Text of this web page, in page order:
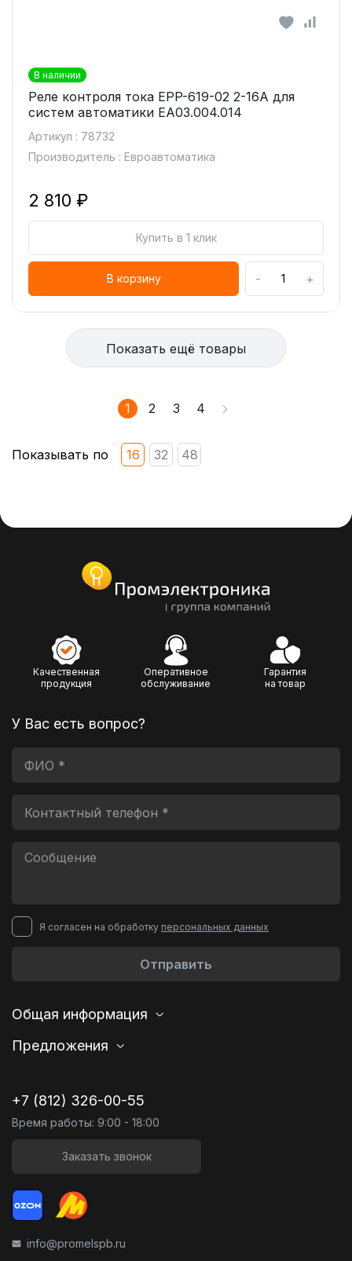
В наличии
Реле контроля тока EPP-619-02 2-16A для
систем автоматики ЕА03.004.014
Артикул : 78732
Производитель : Евроавтоматика
2 810 ₽
Купить в 1 клик
В корзину - +
Показать ещё товары
1 2 3 4
Показывать по 16 32 48
Качественная
продукция
Оперативное
обслуживание
Гарантия
на товар
У Вас есть вопрос?
Я согласен на обработку персональных данных
Отправить
Общая информация
Предложения
+7 (812) 326-00-55
Время работы: 9:00 - 18:00
Заказать звонок
info@promelspb.ru